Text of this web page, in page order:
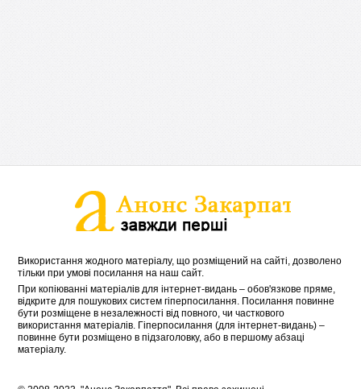
Використання жодного матеріалу, що розміщений на сайті, дозволено
тільки при умові посилання на наш сайт.
При копіюванні матеріалів для інтернет-видань – обов'язкове пряме,
відкрите для пошукових систем гіперпосилання. Посилання повинне
бути розміщене в незалежності від повного, чи часткового
використання матеріалів. Гіперпосилання (для інтернет-видань) –
повинне бути розміщено в підзаголовку, або в першому абзаці
матеріалу.